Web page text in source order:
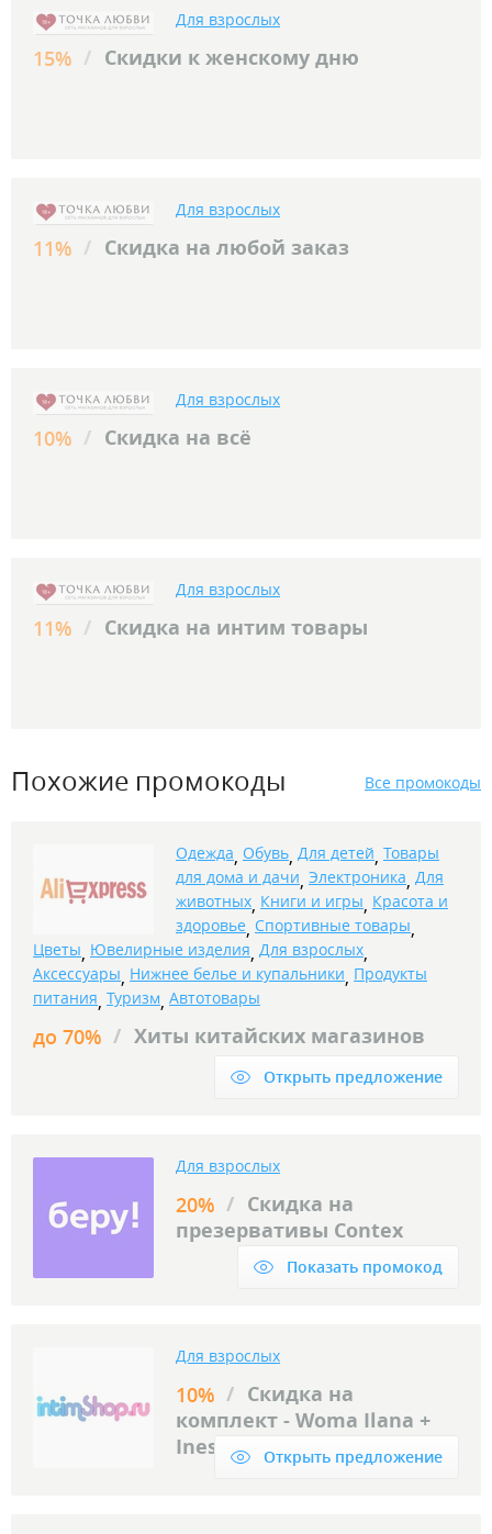
Для взрослых
15% / Скидки к женскому дню
Для взрослых
11% / Скидка на любой заказ
Для взрослых
10% / Скидка на всё
Для взрослых
11% / Скидка на интим товары
Похожие промокоды Все промокоды
Одежда, Обувь, Для детей, Товары
для дома и дачи, Электроника, Для
животных, Книги и игры, Красота и
здоровье, Спортивные товары,
Цветы, Ювелирные изделия, Для взрослых,
Аксессуары, Нижнее белье и купальники, Продукты
питания, Туризм, Автотовары
до 70% / Хиты китайских магазинов
Открыть предложение
Для взрослых
20% / Скидка на
презервативы Contex
Показать промокод
Для взрослых
10% / Скидка на
комплект - Woma Ilana +
Ines + Iona SОткрыть предложение